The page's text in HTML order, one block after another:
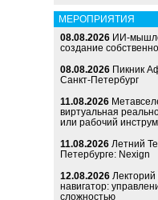
МЕРОПРИЯТИЯ
08.08.2026 ИИ-
создание
08.08.2026 Пикник
Санкт-Петербург
11.08.2026
виртуальная
или рабочий
11.08.2026 Летний
Петербурге: Nexign
12.08.2026
навигатор:
сложностью